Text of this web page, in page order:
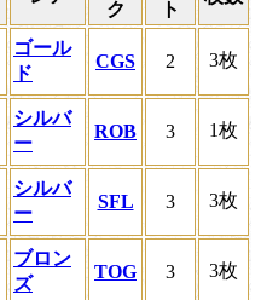
ク ト
ゴール
ド
CGS 2 3枚
シルバ
ー
ROB 3 1枚
シルバ
ー
SFL 3 3枚
ブロン
ズ
TOG 3 3枚